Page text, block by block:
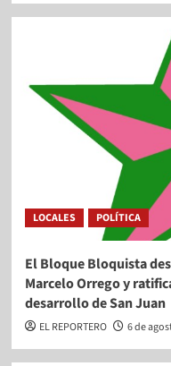
LOCALES POLÍTICA
El Bloque Bloquista
Marcelo Orrego y
desarrollo de San Juan
EL REPORTERO 6 de